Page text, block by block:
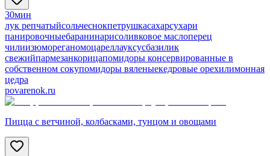
30мин
лук репчатыйсольчеснокпетрушкасахарсухари
панировочныебаранинарисоливковое маслоперец
чилиизюмореганомоцареллауксусбазилик
свежийпармезанкорицапомидоры консервированные в
собственном сокупомидоры вяленыекедровые орехилимонная
цедра
povarenok.ru
Пицца с ветчиной, колбасками, тунцом и овощами